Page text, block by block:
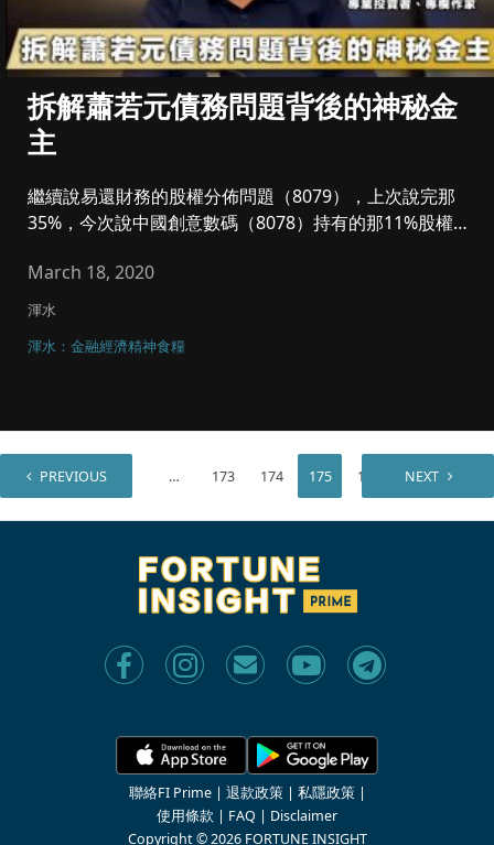
拆解蕭若元債務問題背後的神秘金
主
繼續說易還財務的股權分佈問題（8079），上次說完那
35%，今次說中國創意數碼（8078）持有的那11%股權。
March 18, 2020
渾水
渾水：金融經濟精神食糧
PREVIOUS … 173 174 175 176 NEXT
聯絡FI Prime| 退款政策| 私隱政策|
使用條款 | FAQ | Disclaimer
Copyright © 2026 FORTUNE INSIGHT